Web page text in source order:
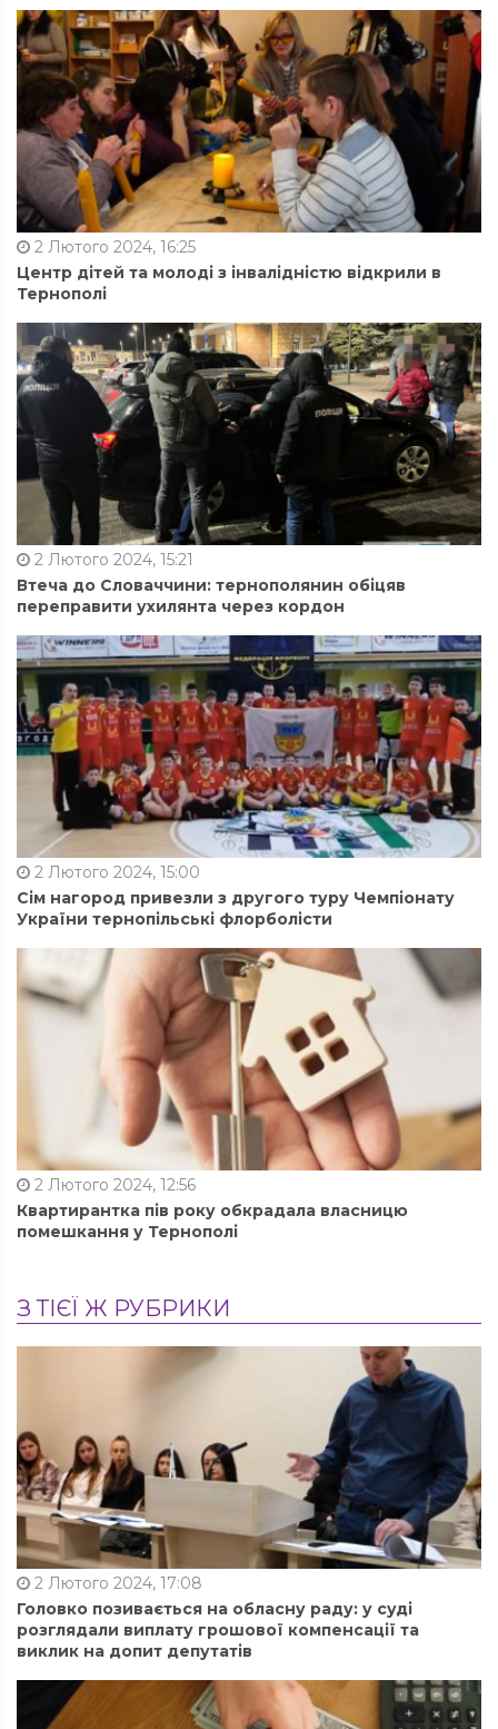
2 Лютого 2024, 16:25
Центр дітей та молоді з інвалідністю відкрили в
Тернополі
2 Лютого 2024, 15:21
Втеча до Словаччини: тернополянин обіцяв
переправити ухилянта через кордон
2 Лютого 2024, 15:00
Сім нагород привезли з другого туру Чемпіонату
України тернопільські флорболісти
2 Лютого 2024, 12:56
Квартирантка пів року обкрадала власницю
помешкання у Тернополі
З ТІЄЇ Ж РУБРИКИ
2 Лютого 2024, 17:08
Головко позивається на обласну раду: у суді
розглядали виплату грошової компенсації та
виклик на допит депутатів